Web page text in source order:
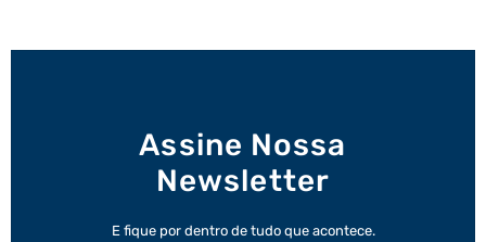
Assine Nossa
Newsletter
E fique por dentro de tudo que acontece.